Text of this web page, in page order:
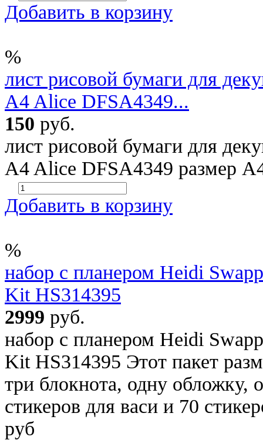
Добавить в корзину
%
лист рисовой бумаги для
A4 Alice DFSA4349...
150 руб.
лист рисовой бумаги для
A4 Alice DFSA4349 размер
Добавить в корзину
%
набор с планером Heidi
Kit HS314395
2999 руб.
набор с планером Heidi
Kit HS314395 Этот пакет
три блокнота, одну обложку,
стикеров для васи и 70
руб